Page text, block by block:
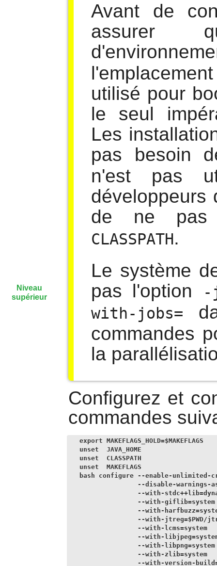
Avant de
assurer
utilisé pour
le seul
Les
pas besoin
n'est pas
développeurs
de ne
CLASSPATH.
Le système
pas l'option
with-jobs=
commandes
la
Configurez et
commandes
export
unset  JAVA_HOME
unset  CLASSPATH
unset  MAKEFLAGS
bash configure --enable-
--disable-warnings-
--with-
--with-giflib=system
--with-
--with-jtreg=$PWD/
--with-lcms=system
--with-
--with-libpng=system
--with-zlib=system
--with-version-
Niveau
supérieur